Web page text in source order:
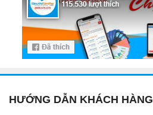
HƯỚNG DẪN KHÁCH HÀNG